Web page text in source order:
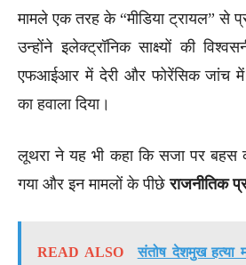
मामले एक तरह के “मीडिया ट्रायल” से
उन्होंने इलेक्ट्रॉनिक साक्ष्यों की
एफआईआर में देरी और फोरेंसिक जांच में
का हवाला दिया।
लूथरा ने यह भी कहा कि सजा पर बहस
गया और इन मामलों के पीछेराजनीतिक
READ ALSO
संतोष देशमुख हत्या